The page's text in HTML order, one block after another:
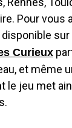
Pour vous
sur
Curieux
et même
le jeu met